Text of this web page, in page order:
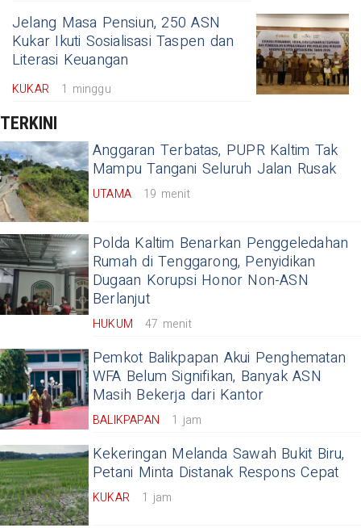
Jelang Masa Pensiun, 250 ASN
Kukar Ikuti Sosialisasi Taspen dan
Literasi Keuangan
KUKAR 1 minggu
TERKINI
Anggaran Terbatas, PUPR Kaltim Tak
Mampu Tangani Seluruh Jalan Rusak
UTAMA 19 menit
Polda Kaltim Benarkan Penggeledahan
Rumah di Tenggarong, Penyidikan
Dugaan Korupsi Honor Non-ASN
Berlanjut
HUKUM 47 menit
Pemkot Balikpapan Akui Penghematan
WFA Belum Signifikan, Banyak ASN
Masih Bekerja dari Kantor
BALIKPAPAN 1 jam
Kekeringan Melanda Sawah Bukit Biru,
Petani Minta Distanak Respons Cepat
KUKAR 1 jam